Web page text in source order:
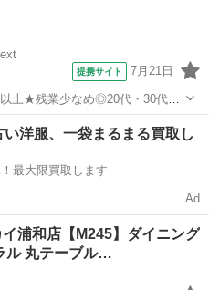
提携サイト 7月21日
上★残業少なめ◎20代・30代・
業★食堂利用可◎マイカー通勤
場のお仕事 ◇
の他
い洋服、一袋まるまる買取し
最大限買取します
Ad
浦和店【M245】ダイニング
セット ナチュラル 丸テーブル…